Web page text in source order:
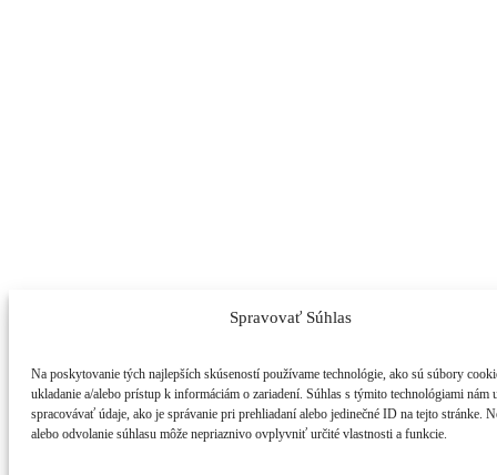
Spravovať Súhlas
Na poskytovanie tých najlepších skúseností používame technológie, ako sú súbory
ukladanie a/alebo prístup k informáciám o zariadení. Súhlas s týmito technológiami nám
spracovávať údaje, ako je správanie pri prehliadaní alebo jedinečné ID na tejto stránke.
alebo odvolanie súhlasu môže nepriaznivo ovplyvniť určité vlastnosti a funkcie.